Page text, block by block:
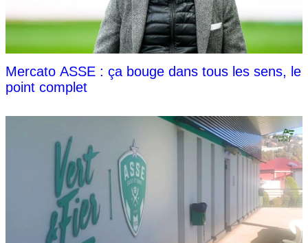
Mercato ASSE : ça bouge dans tous les sens, le
point complet